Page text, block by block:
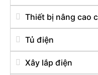
Thiết bị nâng cao
Tủ điện
Xây lắp điện